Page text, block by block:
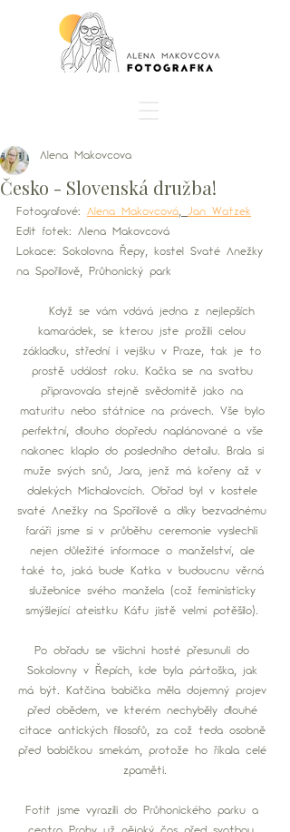
Česko - Slovenská družba!
Alena Makovcova
Fotografové: Alena Makovcová
Jan Watzek
Edit fotek: Alena Makovcová
Lokace: Sokolovna Řepy, kostel Svaté Anežky
na Spořilově, Průhonický park
kamarádek, se kterou jste prožili celou
základku, střední i vejšku v Praze, tak je to
prostě událost roku. Kačka se na svatbu
připravovala stejně svědomitě jako na
maturitu nebo státnice na právech. Vše bylo
perfektní, dlouho dopředu naplánované a vše
nakonec klaplo do posledního detailu. Brala si
muže svých snů, Jara, jenž má kořeny až v
dalekých Michalovcích. Obřad byl v kostele
svaté Anežky na Spořilově a díky bezvadnému
faráři jsme si v průběhu ceremonie vyslechli
nejen důležité informace o manželství, ale
také to, jaká bude Katka v budoucnu věrná
služebnice svého manžela (což feministicky
smýšlející ateistku Káťu jistě velmi potěšilo).
Po obřadu se všichni hosté přesunuli do
Sokolovny v Řepích, kde byla pártoška, jak
má být. Katčina babička měla dojemný projev
před obědem, ve kterém nechyběly dlouhé
citace antických filosofů, za což teda osobně
před babičkou smekám, protože ho říkala celé
zpaměti.
Fotit jsme vyrazili do Průhonického parku a
centra Prahy už nějaký čas před svatbou,